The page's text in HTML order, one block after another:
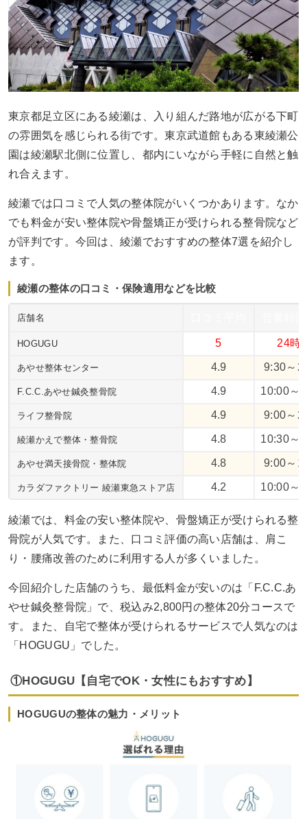
東京都足立区にある綾瀬は、入り組んだ路地が広がる下町
の雰囲気を感じられる街です。東京武道館もある東綾瀬公
園は綾瀬駅北側に位置し、都内にいながら手軽に自然と触
れ合えます。
綾瀬では口コミで人気の整体院がいくつかあります。なか
でも料金が安い整体院や骨盤矯正が受けられる整骨院など
が評判です。今回は、綾瀬でおすすめの整体7選を紹介し
ます。
綾瀬の整体の口コミ・保険適用などを比較
店舗名
HOGUGU 5 24時
あやせ整体センター 4.9 9:30～
F.C.C.あやせ鍼灸整骨院 4.9 10:00～
ライフ整骨院 4.9 9:00～
綾瀬かえで整体・整骨院 4.8 10:30～
あやせ満天接骨院・整体院 4.8 9:00～
カラダファクトリー 綾瀬東急ストア店 4.2 10:00～
綾瀬では、料金の安い整体院や、骨盤矯正が受けられる整
骨院が人気です。また、口コミ評価の高い店舗は、肩こ
り・腰痛改善のために利用する人が多くいました。
今回紹介した店舗のうち、最低料金が安いのは「F.C.C.あ
やせ鍼灸整骨院」で、税込み2,800円の整体20分コースで
す。また、自宅で整体が受けられるサービスで人気なのは
「HOGUGU」でした。
①HOGUGU【自宅でOK・女性にもおすすめ】
HOGUGUの整体の魅力・メリット